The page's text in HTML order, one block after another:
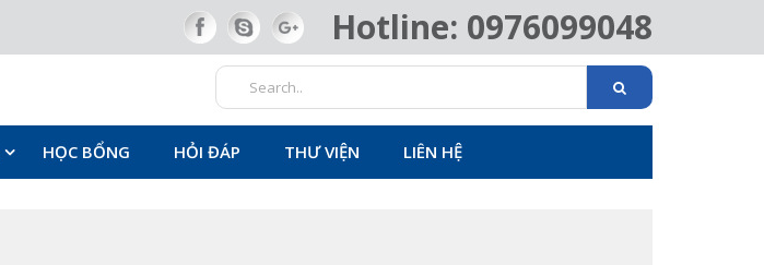
Hotline: 0976099048
HỌC BỔNG HỎI ĐÁP THƯ VIỆN LIÊN HỆ